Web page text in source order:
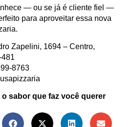
— ou se já é cliente fiel —
para aproveitar essa nova
Zapelini, 1694 – Centro,
8763
sabor que faz você querer